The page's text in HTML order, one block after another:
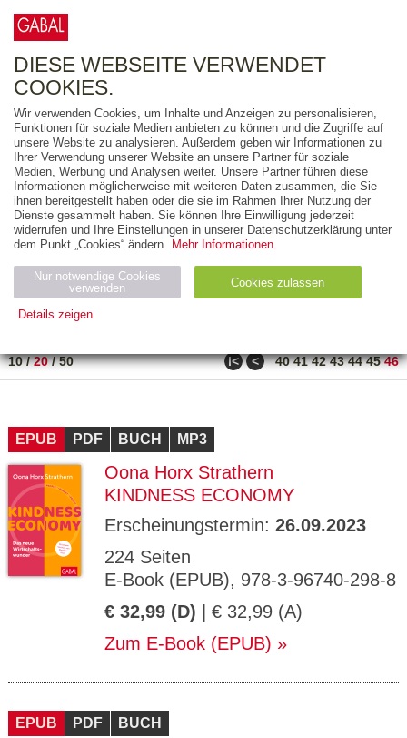
FREITEXT
AUSGABEART
AUS DER REIHE
ZUM THEMA
Neuerscheinung
Bestseller
PREIS
10/20/50 ǀ< < 40 41 42 43 44 45 46
EPUB PDF BUCH MP3
Oona Horx Strathern
KINDNESS ECONOMY
Erscheinungstermin: 26.09.2023
224 Seiten
E-Book (EPUB), 978-3-96740-298-8
€ 32,99 (D) | € 32,99 (A)
Zum E-Book (EPUB)
EPUB PDF BUCH
DIESE WEBSEITE VERWENDET
COOKIES.
Wir verwenden Cookies, um Inhalte und Anzeigen zu personalisieren,
Funktionen für soziale Medien anbieten zu können und die Zugriffe auf
unsere Website zu analysieren. Außerdem geben wir Informationen zu
Ihrer Verwendung unserer Website an unsere Partner für soziale
Medien, Werbung und Analysen weiter. Unsere Partner führen diese
Informationen möglicherweise mit weiteren Daten zusammen, die Sie
ihnen bereitgestellt haben oder die sie im Rahmen Ihrer Nutzung der
Dienste gesammelt haben. Sie können Ihre Einwilligung jederzeit
widerrufen und Ihre Einstellungen in unserer Datenschutzerklärung unter
dem Punkt „Cookies“ ändern. Mehr Informationen.
Nur notwendige Cookies
verwenden
Cookies zulassen
Details zeigen
Name Zweck
ESSION
_ID
verlag.
de
Session verwendet
GV_CO
OKIES
gabal-
Speichert den Zustimmungsstatus des
Domäne.